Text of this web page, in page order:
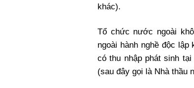
khác).
Tổ chức nước ngoài
ngoài hành nghề độc
có thu nhập phát sinh
(sau đây gọi là Nhà thầu